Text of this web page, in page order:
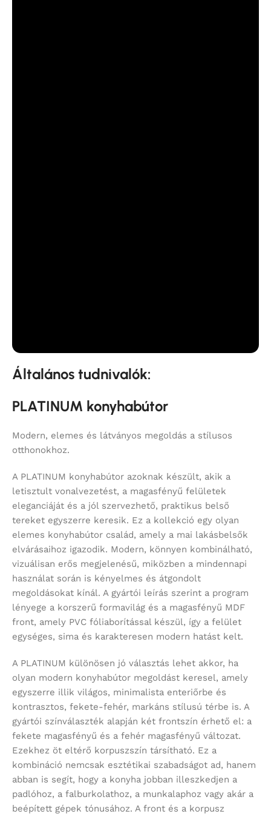
Általános tudnivalók:
PLATINUM konyhabútor
Modern, elemes és látványos megoldás a stílusos
otthonokhoz.
A PLATINUM konyhabútor azoknak készült, akik a
letisztult vonalvezetést, a magasfényű felületek
eleganciáját és a jól szervezhető, praktikus belső
tereket egyszerre keresik. Ez a kollekció egy olyan
elemes konyhabútor család, amely a mai lakásbelsők
elvárásaihoz igazodik. Modern, könnyen kombinálható,
vizuálisan erős megjelenésű, miközben a mindennapi
használat során is kényelmes és átgondolt
megoldásokat kínál. A gyártói leírás szerint a program
lényege a korszerű formavilág és a magasfényű MDF
front, amely PVC fóliaborítással készül, így a felület
egységes, sima és karakteresen modern hatást kelt.
A PLATINUM különösen jó választás lehet akkor, ha
olyan modern konyhabútor megoldást keresel, amely
egyszerre illik világos, minimalista enteriőrbe és
kontrasztos, fekete-fehér, markáns stílusú térbe is. A
gyártói színválaszték alapján két frontszín érhető el: a
fekete magasfényű és a fehér magasfényű változat.
Ezekhez öt eltérő korpuszszín társítható. Ez a
kombináció nemcsak esztétikai szabadságot ad, hanem
abban is segít, hogy a konyha jobban illeszkedjen a
padlóhoz, a falburkolathoz, a munkalaphoz vagy akár a
beépített gépek tónusához. A front és a korpusz